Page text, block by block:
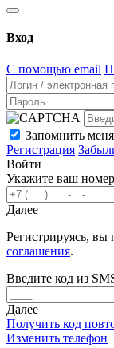
Вход
С помощью email
Запомнить меня
Регистрация
Войти
Укажите ваш
Далее
Регистрируясь, вы
соглашения.
Введите код из
Далее
Получить код
Изменить телефон